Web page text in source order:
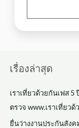
เรื่องล่าสุด
เราเที่ยวด้วยกันเฟส 5
ตรวจ www.เราเที่ยว
ยื่นว่างงานประกันสัง